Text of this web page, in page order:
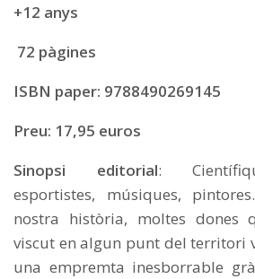
+12 anys
72 pàgines
ISBN paper: 9788490269145
Preu: 17,95 euros
Sinopsi editorial:
esportistes, músiques,
nostra història, moltes dones
viscut en algun punt del territori
una empremta inesborrable